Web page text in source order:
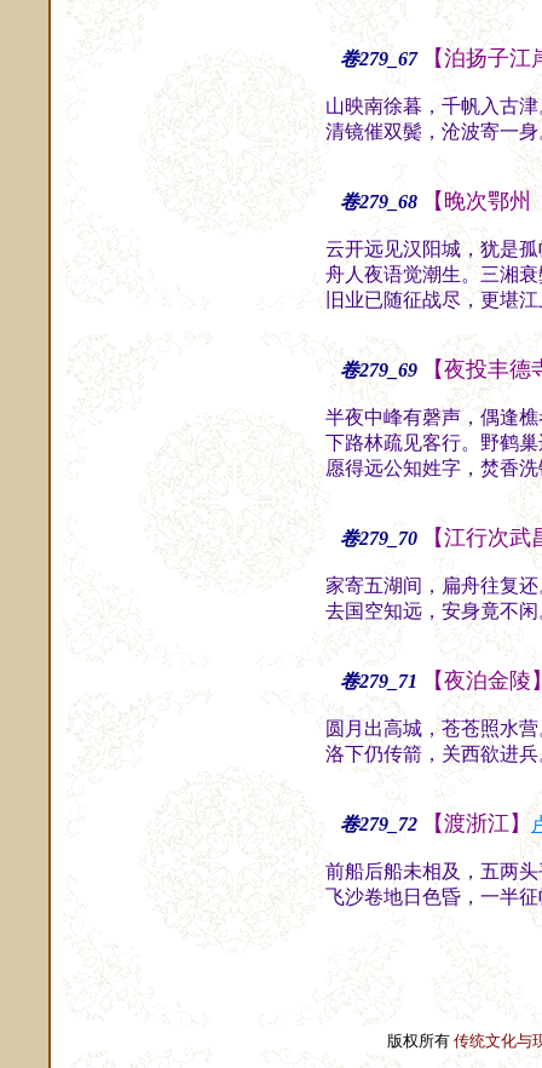
卷279_67 【泊扬子江
山映南徐暮，千帆入古
清镜催双鬓，沧波寄一
卷279_68 【晚次鄂
云开远见汉阳城，犹是
舟人夜语觉潮生。三湘
旧业已随征战尽，更堪
卷279_69 【夜投丰
半夜中峰有磬声，偶逢
下路林疏见客行。野鹤
愿得远公知姓字，焚香
卷279_70 【江行次武
家寄五湖间，扁舟往复
去国空知远，安身竟不
卷279_71 【夜泊金陵
圆月出高城，苍苍照水
洛下仍传箭，关西欲进
卷279_72 【渡浙江】
前船后船未相及，五两
飞沙卷地日色昏，一半
版权所有 传统文化与